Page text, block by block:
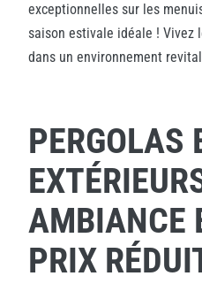
exceptionnelles sur les
saison estivale idéale ! Vivez
dans un environnement
PERGOLAS
AMBIANCE
PRIX